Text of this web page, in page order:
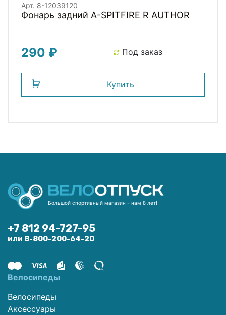
Арт. 8-12039120
Фонарь задний A-SPITFIRE R AUTHOR
290 ₽ Под заказ
Купить
Большой спортивный магазин - нам 8 лет!
+7 812 94-727-95
или 8-800-200-64-20
Велосипеды
Велосипеды
Аксессуары